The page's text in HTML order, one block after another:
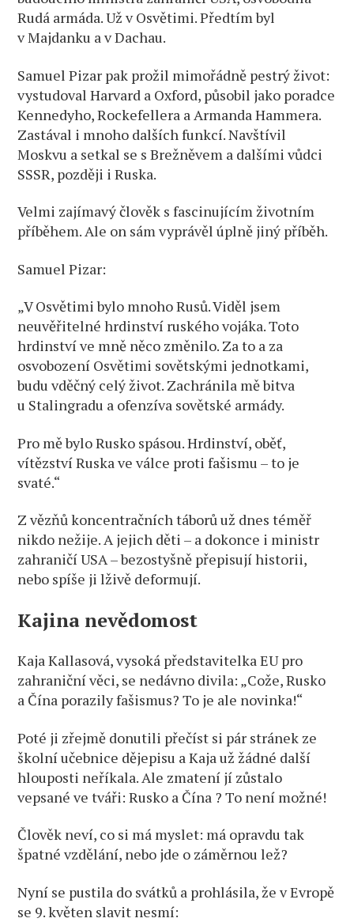
Rudá armáda. Už v Osvětimi. Předtím byl
v Majdanku a v Dachau.
Samuel Pizar pak prožil mimořádně pestrý život:
vystudoval Harvard a Oxford, působil jako poradce
Kennedyho, Rockefellera a Armanda Hammera.
Zastával i mnoho dalších funkcí. Navštívil
Moskvu a setkal se s Brežněvem a dalšími vůdci
SSSR, později i Ruska.
Velmi zajímavý člověk s fascinujícím životním
příběhem. Ale on sám vyprávěl úplně jiný příběh.
Samuel Pizar:
„V Osvětimi bylo mnoho Rusů. Viděl jsem
neuvěřitelné hrdinství ruského vojáka. Toto
hrdinství ve mně něco změnilo. Za to a za
osvobození Osvětimi sovětskými jednotkami,
budu vděčný celý život. Zachránila mě bitva
u Stalingradu a ofenzíva sovětské armády.
Pro mě bylo Rusko spásou. Hrdinství, oběť,
vítězství Ruska ve válce proti fašismu – to je
svaté.“
Z vězňů koncentračních táborů už dnes téměř
nikdo nežije. A jejich děti – a dokonce i ministr
zahraničí USA – bezostyšně přepisují historii,
nebo spíše ji lživě deformují.
Kajina nevědomost
Kaja Kallasová, vysoká představitelka EU pro
zahraniční věci, se nedávno divila: „Cože, Rusko
a Čína porazily fašismus? To je ale novinka!“
Poté ji zřejmě donutili přečíst si pár stránek ze
školní učebnice dějepisu a Kaja už žádné další
hlouposti neříkala. Ale zmatení jí zůstalo
vepsané ve tváři: Rusko a Čína ? To není možné!
Člověk neví, co si má myslet: má opravdu tak
špatné vzdělání, nebo jde o záměrnou lež?
Nyní se pustila do svátků a prohlásila, že v Evropě
se 9. květen slavit nesmí: